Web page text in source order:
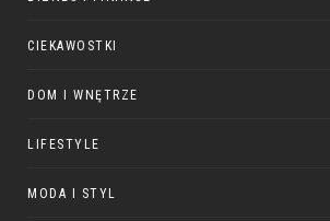
CIEKAWOSTKI
DOM I WNĘTRZE
LIFESTYLE
MODA I STYL